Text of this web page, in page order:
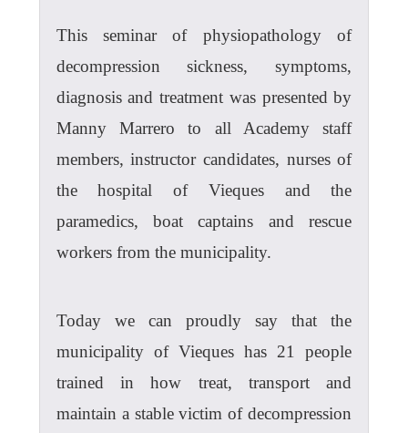
This seminar of physiopathology of
decompression sickness, symptoms,
diagnosis and treatment was presented by
Manny Marrero to all Academy staff
members, instructor candidates, nurses of
the hospital of Vieques and the
paramedics, boat captains and rescue
workers from the municipality.
Today we can proudly say that the
municipality of Vieques has 21 people
trained in how treat, transport and
maintain a stable victim of decompression